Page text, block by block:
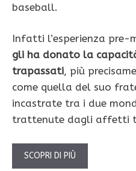
baseball.
Infatti l’esperienza pre-
gli ha donato la
trapassati, più
come quella del suo
incastrate tra i due
trattenute dagli affetti
SCOPRI DI PIÙ